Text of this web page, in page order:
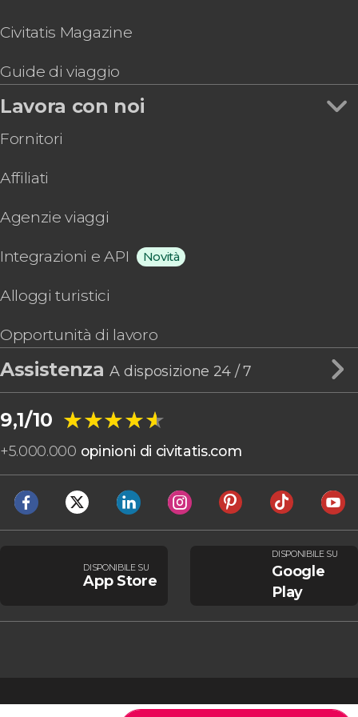
Civitatis Magazine
Guide di viaggio
Lavora con noi
Fornitori
Affiliati
Agenzie viaggi
Integrazioni e API Novità
Alloggi turistici
Opportunità di lavoro
AssistenzaA disposizione 24 / 7
9,1/10 ★★★★★
★★★★★
+5.000.000 opinioni di civitatis.com
DISPONIBILE SU
App Store
DISPONIBILE SU
Google
Play